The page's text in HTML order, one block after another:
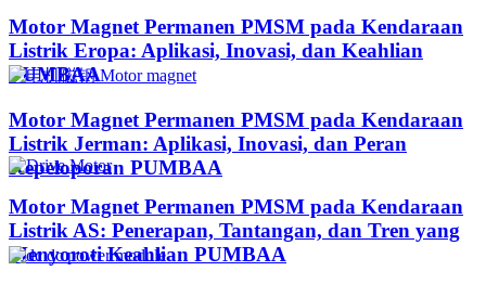
Motor Magnet Permanen PMSM pada Kendaraan
Listrik Eropa: Aplikasi, Inovasi, dan Keahlian
PUMBAA
Motor Magnet Permanen PMSM pada Kendaraan
Listrik Jerman: Aplikasi, Inovasi, dan Peran
Kepeloporan PUMBAA​
Motor Magnet Permanen PMSM pada Kendaraan
Listrik AS: Penerapan, Tantangan, dan Tren yang
Menyoroti Keahlian PUMBAA​